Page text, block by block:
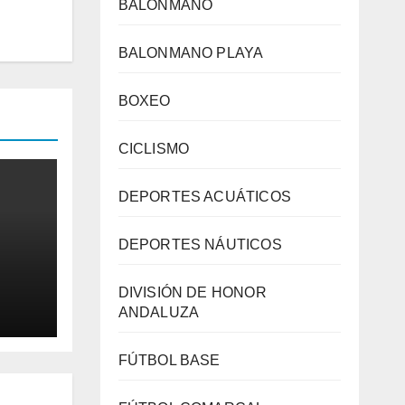
BALONMANO
BALONMANO PLAYA
BOXEO
CICLISMO
DEPORTES ACUÁTICOS
DEPORTES NÁUTICOS
DIVISIÓN DE HONOR
ANDALUZA
FÚTBOL BASE